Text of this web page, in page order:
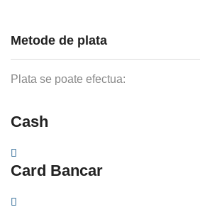
Metode de plata
Plata se poate efectua:
Cash
Card Bancar